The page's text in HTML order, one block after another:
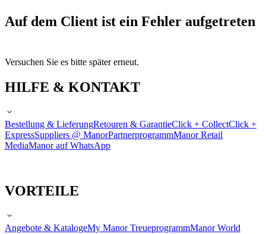
Auf dem Client ist ein Fehler aufgetreten
Versuchen Sie es bitte später erneut.
HILFE & KONTAKT
Bestellung & LieferungRetouren & GarantieClick + CollectClick +
ExpressSuppliers @ ManorPartnerprogrammManor Retail
MediaManor auf WhatsApp
VORTEILE
Angebote & KatalogeMy Manor TreueprogrammManor World